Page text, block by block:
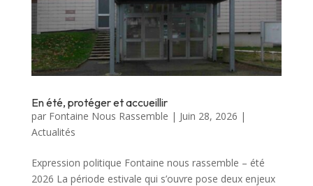
En été, protéger et accueillir
par Fontaine Nous Rassemble | Juin 28, 2026 |
Actualités
Expression politique Fontaine nous rassemble – été
2026 La période estivale qui s’ouvre pose deux enjeux